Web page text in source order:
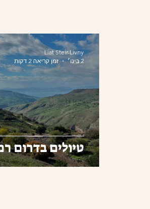
טיולים בדרום
Liat Steir-Livny
2 בינו׳
זמן קריאה 2 דקות